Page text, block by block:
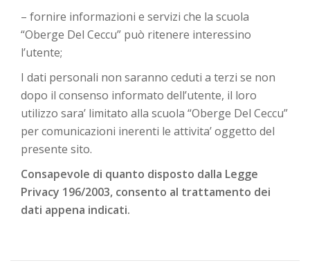
– fornire informazioni e servizi che la scuola
“Oberge Del Ceccu” può ritenere interessino
l’utente;
I dati personali non saranno ceduti a terzi se non
dopo il consenso informato dell’utente, il loro
utilizzo sara’ limitato alla scuola “Oberge Del Ceccu”
per comunicazioni inerenti le attivita’ oggetto del
presente sito.
Consapevole di quanto disposto dalla Legge
Privacy 196/2003, consento al trattamento dei
dati appena indicati.